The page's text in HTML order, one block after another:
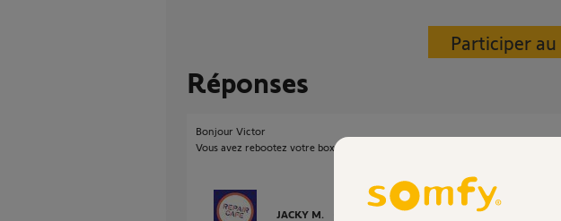
Participer
Réponses
Bonjour Victor
Vous avez rebootez votre box internet pour obliger le matériel a se
JACKY M. il y a plus de 3 ans